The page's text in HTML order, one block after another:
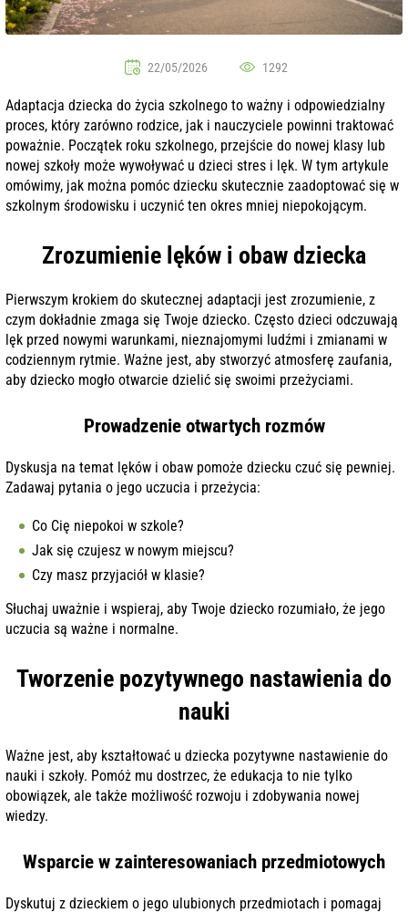
22/05/2026 1292
Adaptacja dziecka do życia szkolnego to ważny i odpowiedzialny
proces, który zarówno rodzice, jak i nauczyciele powinni traktować
poważnie. Początek roku szkolnego, przejście do nowej klasy lub
nowej szkoły może wywoływać u dzieci stres i lęk. W tym artykule
omówimy, jak można pomóc dziecku skutecznie zaadoptować się w
szkolnym środowisku i uczynić ten okres mniej niepokojącym.
Zrozumienie lęków i obaw dziecka
Pierwszym krokiem do skutecznej adaptacji jest zrozumienie, z
czym dokładnie zmaga się Twoje dziecko. Często dzieci odczuwają
lęk przed nowymi warunkami, nieznajomymi ludźmi i zmianami w
codziennym rytmie. Ważne jest, aby stworzyć atmosferę zaufania,
aby dziecko mogło otwarcie dzielić się swoimi przeżyciami.
Prowadzenie otwartych rozmów
Dyskusja na temat lęków i obaw pomoże dziecku czuć się pewniej.
Zadawaj pytania o jego uczucia i przeżycia:
Co Cię niepokoi w szkole?
Jak się czujesz w nowym miejscu?
Czy masz przyjaciół w klasie?
Słuchaj uważnie i wspieraj, aby Twoje dziecko rozumiało, że jego
uczucia są ważne i normalne.
Tworzenie pozytywnego nastawienia do
nauki
Ważne jest, aby kształtować u dziecka pozytywne nastawienie do
nauki i szkoły. Pomóż mu dostrzec, że edukacja to nie tylko
obowiązek, ale także możliwość rozwoju i zdobywania nowej
wiedzy.
Wsparcie w zainteresowaniach przedmiotowych
Dyskutuj z dzieckiem o jego ulubionych przedmiotach i pomagaj